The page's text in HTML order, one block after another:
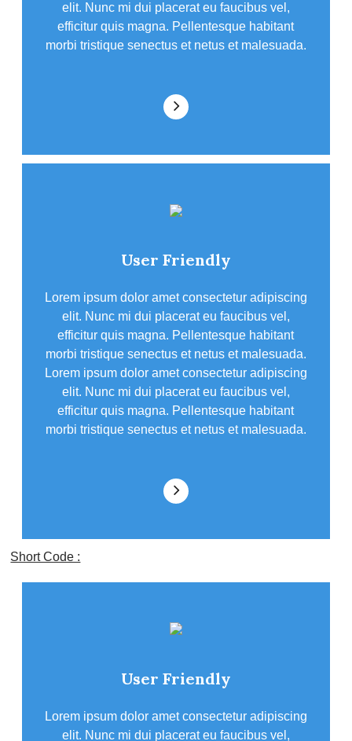
elit. Nunc mi dui placerat eu faucibus vel,
efficitur quis magna. Pellentesque habitant
morbi tristique senectus et netus et malesuada.
User Friendly
Lorem ipsum dolor amet consectetur adipiscing
elit. Nunc mi dui placerat eu faucibus vel,
efficitur quis magna. Pellentesque habitant
morbi tristique senectus et netus et malesuada.
Lorem ipsum dolor amet consectetur adipiscing
elit. Nunc mi dui placerat eu faucibus vel,
efficitur quis magna. Pellentesque habitant
morbi tristique senectus et netus et malesuada.
Short Code :
User Friendly
Lorem ipsum dolor amet consectetur adipiscing
elit. Nunc mi dui placerat eu faucibus vel,